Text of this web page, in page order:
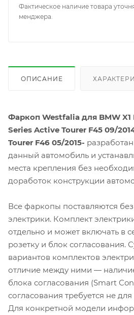
Фактическое наличие товара
менджера.
ОПИСАНИЕ
Фаркоп Westfalia для BMW X1
Series Active Tourer F45 09/
Tourer F46 05/2015-
данный автомобиль и
места крепления без
доработок конструкции
Все фаркопы поставляются
электрики. Комплект
отдельно и может включать в
розетку и блок согласования.
вариантов комплектов
отличие между ними —
блока согласования (Smart
согласования требуется не
Для конкретной модели